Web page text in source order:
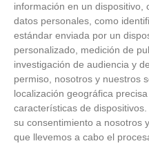
información en un dispositivo,
datos personales, como
estándar enviada por un
personalizado, medición de
investigación de audiencia y
permiso, nosotros y nuestros
localización geográfica
características de
su consentimiento a nosotros
que llevemos a cabo el
plazas
21
VÍDEO
en el III